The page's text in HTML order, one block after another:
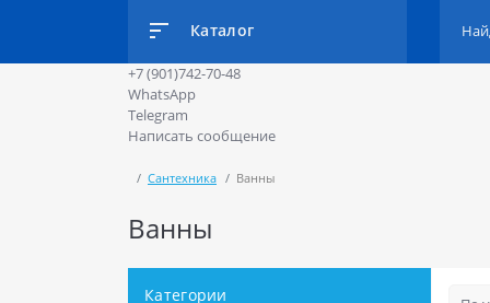
Каталог
+7 (901)742-70-48
WhatsApp
Telegram
Написать сообщение
Сантехника Ванны
Ванны
Категории